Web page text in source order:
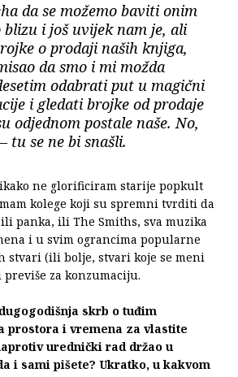
da se možemo baviti onim
blizu i još uvijek nam je, ali
o prodaji naših knjiga,
da smo i mi možda
odabrati put u magični
i gledati brojke od prodaje
odjednom postale naše. No,
tu se ne bi snašli.
ne glorificiram starije popkult
kolege koji su spremni tvrditi da
panka, ili The Smiths, sva muzika
i u svim ograncima popularne
stvari (ili bolje, stvari koje se meni
za konzumaciju.
skrb o tuđim
prostora i vremena za vlastite
urednički rad držao u
i sami pišete? Ukratko, u kakvom